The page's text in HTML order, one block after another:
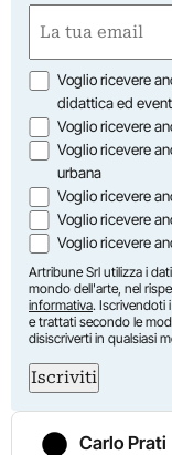
First
(Required)
Opzioni
Voglio ricevere
didattica ed
Voglio ricevere
Voglio ricevere
urbana
Voglio ricevere
Voglio ricevere
Voglio ricevere
Artribune Srl utilizza i
mondo dell'arte, nel
informativa. Iscrivendoti
e trattati secondo le
disiscriverti in qualsiasi
Iscriviti
Carlo Prati